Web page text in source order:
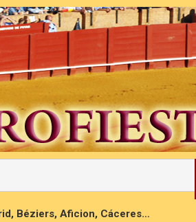
Béziers, Aficion, Cáceres…